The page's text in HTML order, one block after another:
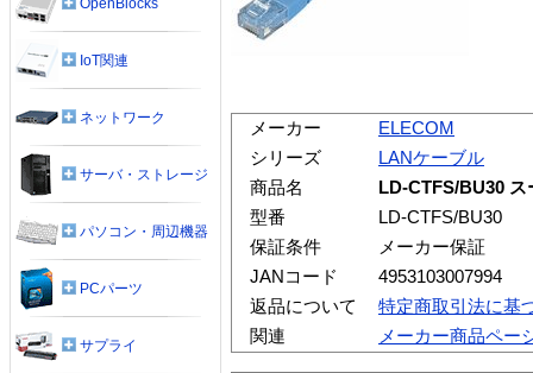
メーカー
ELECOM
シリーズ
LANケーブル
商品名
LD-CTFS/BU30
型番
LD-CTFS/BU30
保証条件
メーカー保証
JANコード
4953103007994
返品について
特定商取引法に基
関連
メーカー商品ペー
OpenBlocks
IoT関連
ネットワーク
サーバ・ストレージ
パソコン・周辺機器
PCパーツ
サプライ